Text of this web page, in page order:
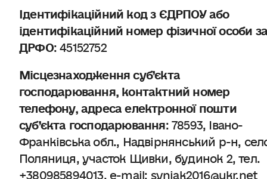
Ідентифікаційний код з ЄДРПОУ або
ідентифікаційний номер фізичної особи
ДРФО: 45152752
Місцезнаходження суб’єкта
господарювання, контактний номер
телефону, адреса електронної пошти
суб’єкта господарювання: 78593, Івано-
Франківська обл., Надвірнянський р-н,
Поляниця, участок Щивки, будинок 2, тел.
+380985894013, e-mail: syniak2016@ukr.net